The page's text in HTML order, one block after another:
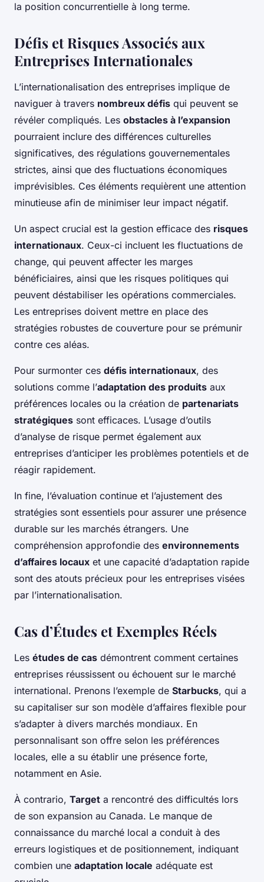
la position concurrentielle à long terme.
Défis et Risques Associés aux
Entreprises Internationales
L’internationalisation des entreprises implique de
naviguer à travers nombreux défis qui peuvent se
révéler compliqués. Les obstacles à l’expansion
pourraient inclure des différences culturelles
significatives, des régulations gouvernementales
strictes, ainsi que des fluctuations économiques
imprévisibles. Ces éléments requièrent une attention
minutieuse afin de minimiser leur impact négatif.
Un aspect crucial est la gestion efficace des risques
internationaux. Ceux-ci incluent les fluctuations de
change, qui peuvent affecter les marges
bénéficiaires, ainsi que les risques politiques qui
peuvent déstabiliser les opérations commerciales.
Les entreprises doivent mettre en place des
stratégies robustes de couverture pour se prémunir
contre ces aléas.
Pour surmonter ces défis internationaux, des
solutions comme l’adaptation des produits aux
préférences locales ou la création de partenariats
stratégiques sont efficaces. L’usage d’outils
d’analyse de risque permet également aux
entreprises d’anticiper les problèmes potentiels et de
réagir rapidement.
In fine, l’évaluation continue et l’ajustement des
stratégies sont essentiels pour assurer une présence
durable sur les marchés étrangers. Une
compréhension approfondie des environnements
d’affaires locaux et une capacité d’adaptation rapide
sont des atouts précieux pour les entreprises visées
par l’internationalisation.
Cas d’Études et Exemples Réels
Les études de cas démontrent comment certaines
entreprises réussissent ou échouent sur le marché
international. Prenons l’exemple de Starbucks, qui a
su capitaliser sur son modèle d’affaires flexible pour
s’adapter à divers marchés mondiaux. En
personnalisant son offre selon les préférences
locales, elle a su établir une présence forte,
notamment en Asie.
À contrario, Target a rencontré des difficultés lors
de son expansion au Canada. Le manque de
connaissance du marché local a conduit à des
erreurs logistiques et de positionnement, indiquant
combien une adaptation locale adéquate est